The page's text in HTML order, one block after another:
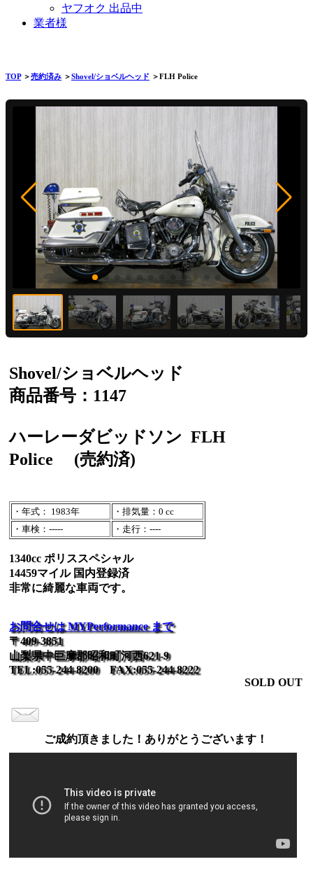
ヤフオク 出品中
業者様
TOP＞売約済み ＞Shovel/ショベルヘッド ＞FLH Police
Shovel/ショベルヘッド
商品番号：1147
ハーレーダビッドソン FLH
Police
(売約済)
・年式： 1983年
・排気量：0 cc
・車検：-----
・走行：----
1340cc ポリススペシャル
14459マイル 国内登録済
非常に綺麗な車両です。
お問合せは MYPerformance まで
〒409-3851
山梨県中巨摩郡昭和町河西621-9
TEL:055-244-8200 FAX:055-244-8222
SOLD OUT
ご成約頂きました！ありがとうございます！